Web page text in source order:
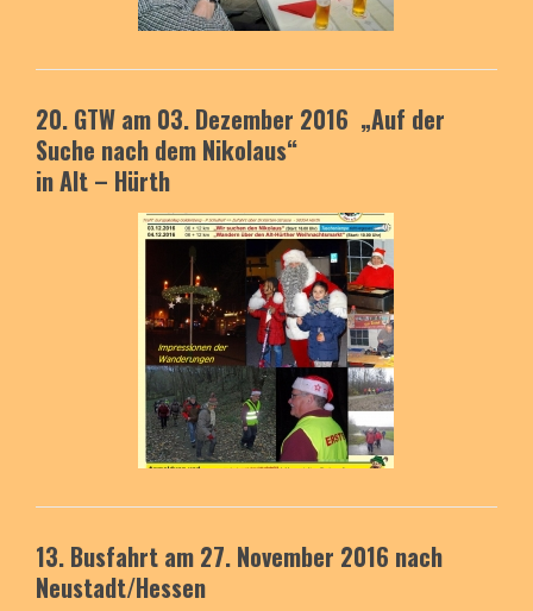
20. GTW am 03. Dezember 2016 „Auf der
Suche nach dem Nikolaus“
in Alt – Hürth
13. Busfahrt am 27. November 2016 nach
Neustadt/Hessen